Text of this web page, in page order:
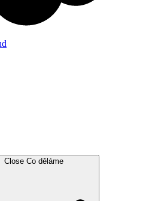
Close Co děláme